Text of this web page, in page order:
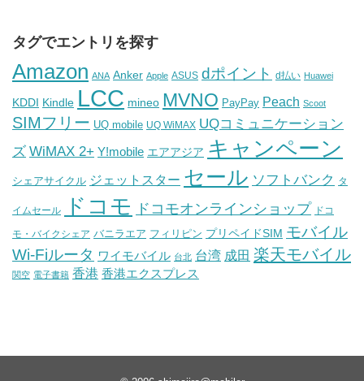
タグでエントリを探す
Amazon ANA Anker Apple ASUS dポイント d払い Huawei
KDDI Kindle LCC mineo MVNO PayPay Peach Scoot
SIMフリー UQ mobile UQ WiMAX UQコミュニケーション
ズ WiMAX 2+ Y!mobile エアアジア キャンペーン
シェアサイクル ジェットスター セール ソフトバンク タ
イムセール ドコモ ドコモオンラインショップ ドコ
モ・バイクシェア バニラエア フィリピン プリペイドSIM モバイル
Wi-Fiルータ ワイモバイル 台北 台湾 成田 楽天モバイル
関空 電子書籍 香港 香港エクスプレス